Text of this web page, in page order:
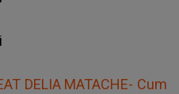
DELIA MATACHE- Cum